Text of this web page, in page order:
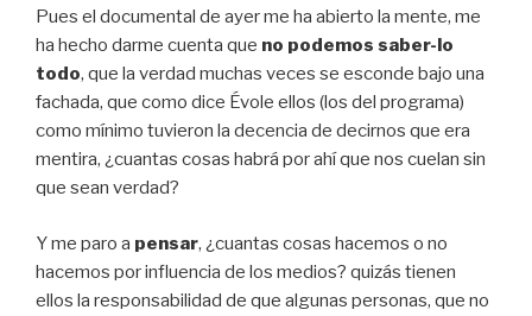
Pues el documental de ayer me ha abierto la mente, me
ha hecho darme cuenta que no podemos saber-lo
todo, que la verdad muchas veces se esconde bajo una
fachada, que como dice Évole ellos (los del programa)
como mínimo tuvieron la decencia de decirnos que era
mentira, ¿cuantas cosas habrá por ahí que nos cuelan sin
que sean verdad?
Y me paro a pensar, ¿cuantas cosas hacemos o no
hacemos por influencia de los medios? quizás tienen
ellos la responsabilidad de que algunas personas, que no